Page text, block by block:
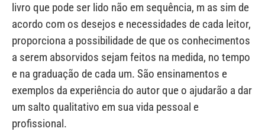
livro que pode ser lido não em sequência, m as sim de
acordo com os desejos e necessidades de cada leitor,
proporciona a possibilidade de que os conhecimentos
a serem absorvidos sejam feitos na medida, no tempo
e na graduação de cada um. São ensinamentos e
exemplos da experiência do autor que o ajudarão a dar
um salto qualitativo em sua vida pessoal e
profissional.